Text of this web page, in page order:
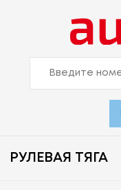
РУЛЕВАЯ ТЯГА